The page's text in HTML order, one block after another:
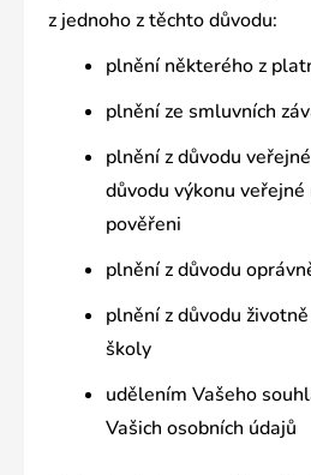
z jednoho z těchto důvodu:
plnění některého z
plnění ze smluvních
plnění z důvodu
důvodu výkonu
pověřeni
plnění z důvodu
plnění z důvodu
školy
udělením Vašeho
Vašich osobních údajů